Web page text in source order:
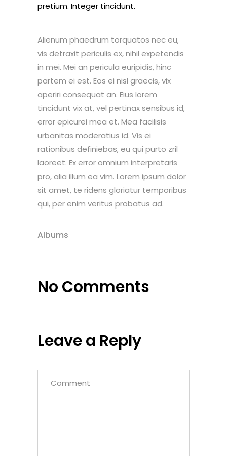
pretium. Integer tincidunt.
Alienum phaedrum torquatos nec eu,
vis detraxit periculis ex, nihil expetendis
in mei. Mei an pericula euripidis, hinc
partem ei est. Eos ei nisl graecis, vix
aperiri consequat an. Eius lorem
tincidunt vix at, vel pertinax sensibus id,
error epicurei mea et. Mea facilisis
urbanitas moderatius id. Vis ei
rationibus definiebas, eu qui purto zril
laoreet. Ex error omnium interpretaris
pro, alia illum ea vim. Lorem ipsum dolor
sit amet, te ridens gloriatur temporibus
qui, per enim veritus probatus ad.
Albums
No Comments
Leave a Reply